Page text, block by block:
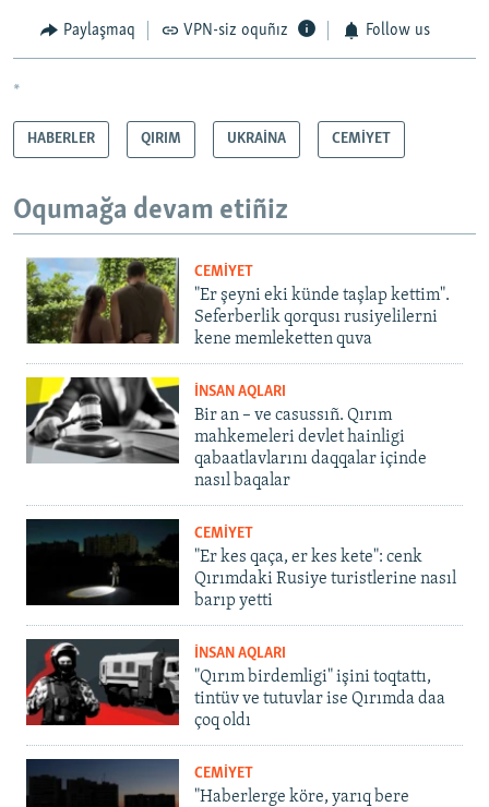
Paylaşmaq VPN-siz oquñız Follow us
*
HABERLER QIRIM UKRAİNA CEMİYET
Oqumağa devam etiñiz
CEMİYET
"Er şeyni eki künde taşlap kettim".
Seferberlik qorqusı rusiyelilerni
kene memleketten quva
İNSAN AQLARI
Bir an – ve casussıñ. Qırım
mahkemeleri devlet hainligi
qabaatlavlarını daqqalar içinde
nasıl baqalar
CEMİYET
"Er kes qaça, er kes kete": cenk
Qırımdaki Rusiye turistlerine nasıl
barıp yetti
İNSAN AQLARI
"Qırım birdemligi" işini toqtattı,
tintüv ve tutuvlar ise Qırımda daa
çoq oldı
CEMİYET
"Haberlerge köre, yarıq bere